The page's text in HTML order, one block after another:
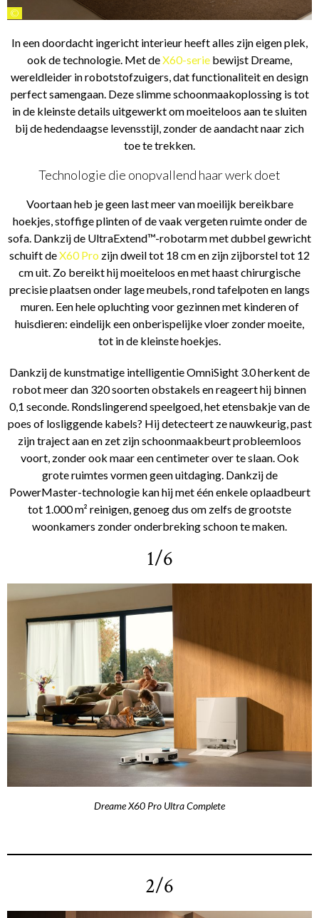
©
In een doordacht ingericht interieur heeft alles zijn eigen plek,
ook de technologie. Met deX60-serie bewijst Dreame,
wereldleider in robotstofzuigers, dat functionaliteit en design
perfect samengaan. Deze slimme schoonmaakoplossing is tot
in de kleinste details uitgewerkt om moeiteloos aan te sluiten
bij de hedendaagse levensstijl, zonder de aandacht naar zich
toe te trekken.
Technologie die onopvallend haar werk doet
Voortaan heb je geen last meer van moeilijk bereikbare
hoekjes, stoffige plinten of de vaak vergeten ruimte onder de
sofa. Dankzij de UltraExtend™-robotarm met dubbel gewricht
schuift deX60 Pro zijn dweil tot 18 cm en zijn zijborstel tot 12
cm uit. Zo bereikt hij moeiteloos en met haast chirurgische
precisie plaatsen onder lage meubels, rond tafelpoten en langs
muren. Een hele opluchting voor gezinnen met kinderen of
huisdieren: eindelijk een onberispelijke vloer zonder moeite,
tot in de kleinste hoekjes.
Dankzij de kunstmatige intelligentie OmniSight 3.0 herkent de
robot meer dan 320 soorten obstakels en reageert hij binnen
0,1 seconde. Rondslingerend speelgoed, het etensbakje van de
poes of losliggende kabels? Hij detecteert ze nauwkeurig, past
zijn traject aan en zet zijn schoonmaakbeurt probleemloos
voort, zonder ook maar een centimeter over te slaan. Ook
grote ruimtes vormen geen uitdaging. Dankzij de
PowerMaster-technologie kan hij met één enkele oplaadbeurt
tot 1.000 m² reinigen, genoeg dus om zelfs de grootste
woonkamers zonder onderbreking schoon te maken.
1/6
Dreame X60 Pro Ultra Complete
2/6